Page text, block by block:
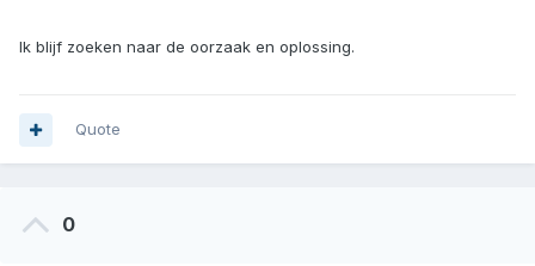
Ik blijf zoeken naar de oorzaak en oplossing.
Quote
0